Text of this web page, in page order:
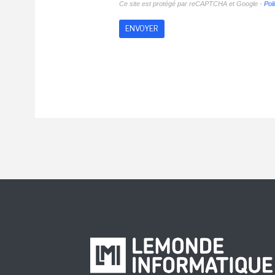
Ce site est protégé par reCAPTCHA et Google -